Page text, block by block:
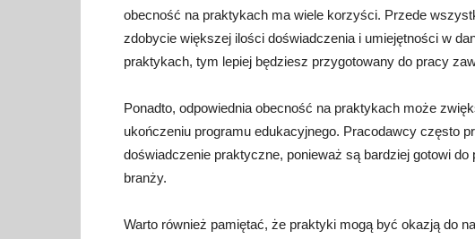
obecność na praktykach ma wiele korzyści. Przede
zdobycie większej ilości doświadczenia i umiejętności w
praktykach, tym lepiej będziesz przygotowany do pracy
Ponadto, odpowiednia obecność na praktykach może
ukończeniu programu edukacyjnego. Pracodawcy często
doświadczenie praktyczne, ponieważ są bardziej gotowi
branży.
Warto również pamiętać, że praktyki mogą być okazją do